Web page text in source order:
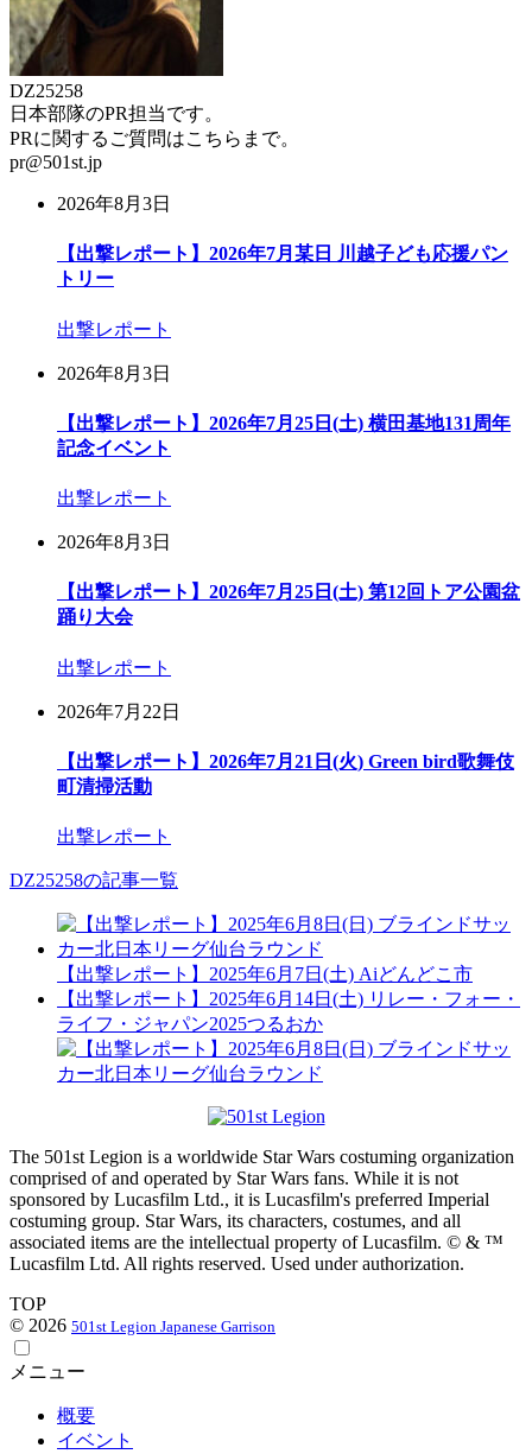
DZ25258
日本部隊のPR担当です。
PRに関するご質問はこちらまで。
pr@501st.jp
2026年8月3日
【出撃レポート】2026年7月某日 川越子ども応援パン
トリー
出撃レポート
2026年8月3日
【出撃レポート】2026年7月25日(土) 横田基地131周年
記念イベント
出撃レポート
2026年8月3日
【出撃レポート】2026年7月25日(土) 第12回トア公園盆
踊り大会
出撃レポート
2026年7月22日
【出撃レポート】2026年7月21日(火) Green bird歌舞伎
町清掃活動
出撃レポート
DZ25258の記事一覧
【出撃レポート】2025年6月7日(土) Aiどんどこ市
【出撃レポート】2025年6月14日(土) リレー・フォー・
ライフ・ジャパン2025つるおか
The 501st Legion is a worldwide Star Wars costuming organization
comprised of and operated by Star Wars fans. While it is not
sponsored by Lucasfilm Ltd., it is Lucasfilm's preferred Imperial
costuming group. Star Wars, its characters, costumes, and all
associated items are the intellectual property of Lucasfilm. © & ™
Lucasfilm Ltd. All rights reserved. Used under authorization.
TOP
© 2026 501st Legion Japanese Garrison
メニュー
概要
イベント